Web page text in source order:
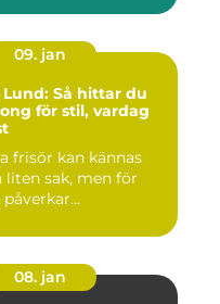
09. jan
Lund: Så hittar du
för stil, vardag
frisör kan kännas
liten sak, men för
08. jan